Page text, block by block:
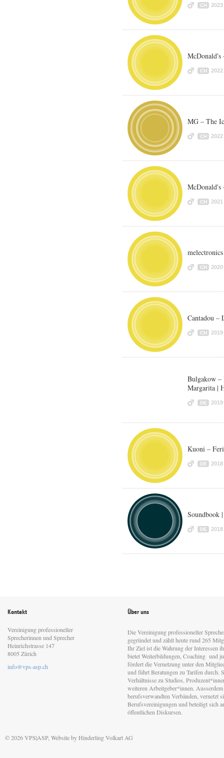
CH 2023
McDonald's
CH 2022
MG – The
CH 2022
McDonald's
CH 2021
CH 2020
Cantadou –
CH 2019
Bulgakow –
Margarita |
DE 2019
Kuoni –
DE 2018
Soundbook
DE 2018
Kontakt
Vereinigung professioneller
Sprecherinnen und Sprecher
Heinrichstrasse 147
8005 Zürich
info@vps-asp.ch
Über uns
Die Vereinigung professioneller
gegründet und zählt heute rund 265
Ihr Ziel ist die Wahrung der Interessen
bietet Weiterbildungen, Coaching und
fördert die Vernetzung unter den
und führt Beratungen zu Tarifen durch.
Verhältnisse zu Studios,
weiteren Arbeitgeber*innen.
berufsverwandten Verbänden, vernetzt
Berufsvereinigungen und beteiligt sich
öffentlichen Diskursen.
© 2026 VPS|ASP, Website byHinderling Volkart AG